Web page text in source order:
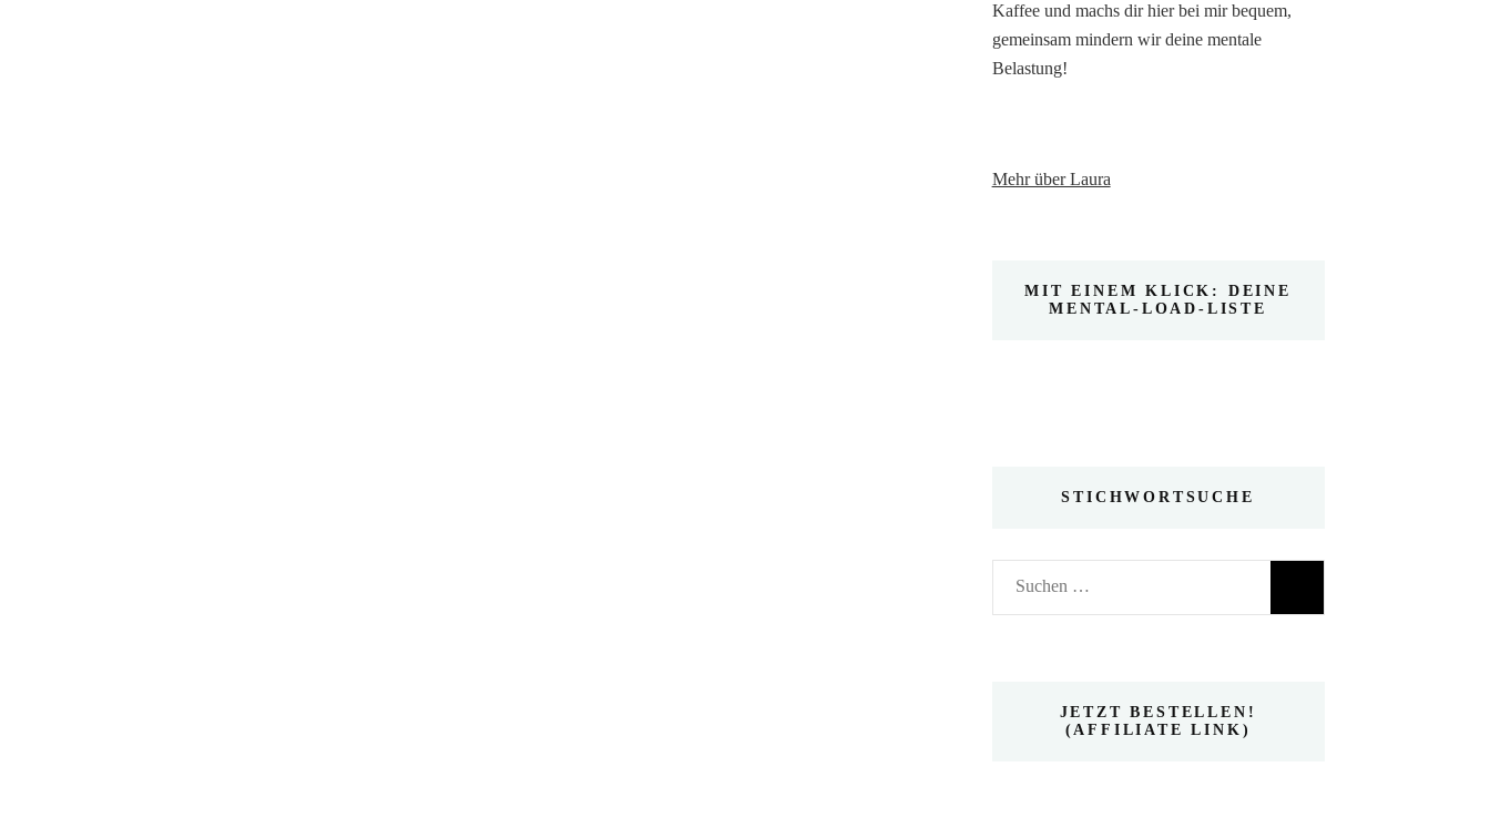
Kaffee und machs dir hier bei mir bequem,
gemeinsam mindern wir deine mentale
Belastung!
Mehr über Laura
MIT EINEM KLICK: DEINE
MENTAL-LOAD-LISTE
STICHWORTSUCHE
Suchen
nach:
JETZT BESTELLEN!
(AFFILIATE LINK)